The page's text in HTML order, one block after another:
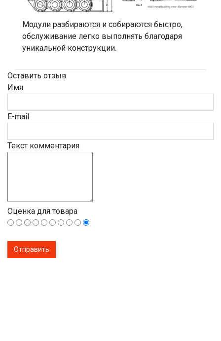
Модули разбираются и собираются быстро,
обслуживание легко выполнять благодаря
уникальной конструкции.
Оставить отзыв
Имя
E-mail
Текст комментария
Оценка для товара